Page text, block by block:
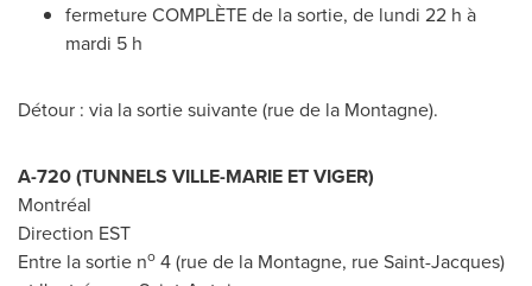
fermeture COMPLÈTE de la sortie, de lundi 22 h à
mardi 5 h
Détour : via la sortie suivante (rue de la Montagne).
A-720 (TUNNELS VILLE-MARIE ET VIGER)
Montréal
Direction EST
Entre la sortie no 4 (rue de la Montagne, rueSaint-Jacques)